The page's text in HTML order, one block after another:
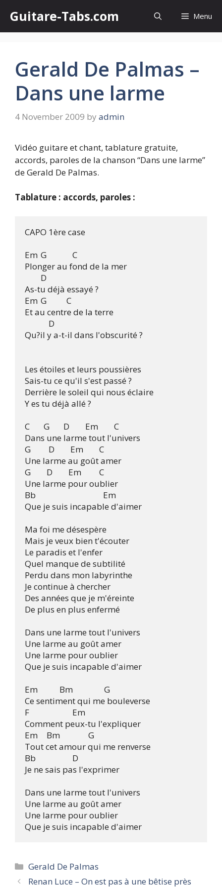
content
Guitare-Tabs.com Menu
Gerald De Palmas –
Dans une larme
4 November 2009 by admin
Vidéo guitare et chant, tablature gratuite,
accords, paroles de la chanson “Dans une larme”
de Gerald De Palmas.
Tablature : accords, paroles :
CAPO 1ère case
Em	G		C
Plonger au fond de la mer
As-tu déjà essayé ?
Em	G	     C
Et au centre de la terre
            D
Qu?il y a-t-il dans l'obscurité ?
Les étoiles et leurs poussières
Sais-tu ce qu'il s'est passé ?
Derrière le soleil qui nous éclaire
Y es tu déjà allé ?
C       G       D        Em	     C
Dans une larme tout l'univers
G         D        Em        C
Une larme au goût amer
G        D        Em         C
Une larme pour oublier
Bb                                  Em
Que je suis incapable d'aimer
Ma foi me désespère
Mais je veux bien t'écouter
Le paradis et l'enfer
Quel manque de subtilité
Perdu dans mon labyrinthe
Je continue à chercher
Des années que je m'éreinte
De plus en plus enfermé
Dans une larme tout l'univers
Une larme au goût amer
Une larme pour oublier
Que je suis incapable d'aimer
Em           Bm		G
Ce sentiment qui me bouleverse
F			Em
Comment peux-tu l'expliquer
Em	   Bm		G
Tout cet amour qui me renverse
Bb			D
Je ne sais pas l'exprimer
Dans une larme tout l'univers
Une larme au goût amer
Une larme pour oublier
Categories
Gerald De Palmas
Renan Luce – On est pas à une bêtise près